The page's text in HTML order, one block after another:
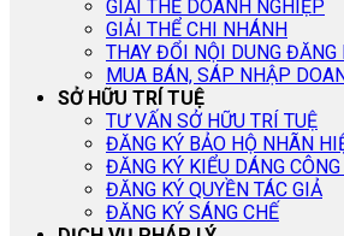
GIẢI THỂ DOANH NGHIỆP
GIẢI THỂ CHI NHÁNH
THAY ĐỔI NỘI DUNG ĐĂNG
MUA BÁN, SÁP NHẬP
SỞ HỮU TRÍ TUỆ
TƯ VẤN SỞ HỮU TRÍ TUỆ
ĐĂNG KÝ BẢO HỘ NHÃN
ĐĂNG KÝ KIỂU DÁNG
ĐĂNG KÝ QUYỀN TÁC GIẢ
ĐĂNG KÝ SÁNG CHẾ